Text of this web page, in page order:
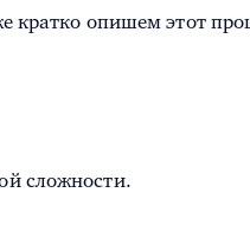
кратко опишем этот
сложности.